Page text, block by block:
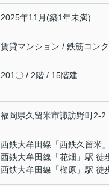
2025年11月(築1年未満)
賃貸マンション / 鉄筋コン
201〇 / 2階 / 15階建
福岡県久留米市諏訪野町2‐2
西鉄大牟田線 「西鉄久留米
西鉄大牟田線 「花畑 」駅 徒
西鉄大牟田線 「櫛原 」駅 徒